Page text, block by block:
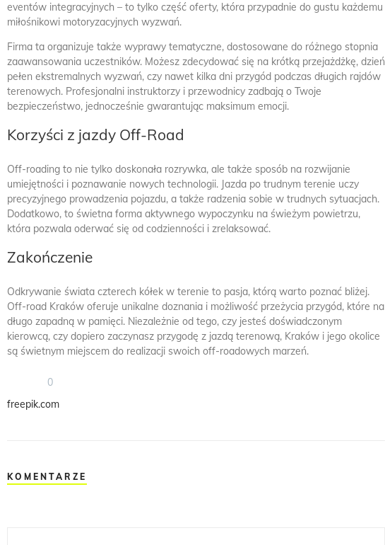
eventów integracyjnych – to tylko część oferty, która przypadnie do gustu każdemu
miłośnikowi motoryzacyjnych wyzwań.
Firma ta organizuje także wyprawy tematyczne, dostosowane do różnego stopnia
zaawansowania uczestników. Możesz zdecydować się na krótką przejażdżkę, dzień
pełen ekstremalnych wyzwań, czy nawet kilka dni przygód podczas długich rajdów
terenowych. Profesjonalni instruktorzy i przewodnicy zadbają o Twoje
bezpieczeństwo, jednocześnie gwarantując maksimum emocji.
Korzyści z jazdy Off-Road
Off-roading to nie tylko doskonała rozrywka, ale także sposób na rozwijanie
umiejętności i poznawanie nowych technologii. Jazda po trudnym terenie uczy
precyzyjnego prowadzenia pojazdu, a także radzenia sobie w trudnych sytuacjach.
Dodatkowo, to świetna forma aktywnego wypoczynku na świeżym powietrzu,
która pozwala oderwać się od codzienności i zrelaksować.
Zakończenie
Odkrywanie świata czterech kółek w terenie to pasja, którą warto poznać bliżej.
Off-road Kraków oferuje unikalne doznania i możliwość przeżycia przygód, które na
długo zapadną w pamięci. Niezależnie od tego, czy jesteś doświadczonym
kierowcą, czy dopiero zaczynasz przygodę z jazdą terenową, Kraków i jego okolice
są świetnym miejscem do realizacji swoich off-roadowych marzeń.
0
freepik.com
KOMENTARZE